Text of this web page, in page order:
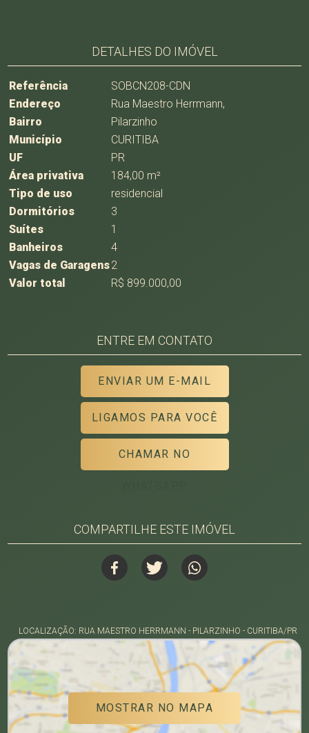
DETALHES DO IMÓVEL
Referência
SOBCN208-CDN
Endereço
Rua Maestro Herrmann,
Bairro
Pilarzinho
Município
CURITIBA
UF
PR
Área privativa
184,00 m²
Tipo de uso
residencial
Dormitórios
3
Suítes
1
Banheiros
4
Vagas de Garagens2
Valor total
R$ 899.000,00
ENTRE EM CONTATO
ENVIAR UM E-MAIL
LIGAMOS PARA VOCÊ
CHAMAR NO
COMPARTILHE ESTE IMÓVEL
LOCALIZAÇÃO: RUA MAESTRO HERRMANN - PILARZINHO - CURITIBA/PR
MOSTRAR NO MAPA